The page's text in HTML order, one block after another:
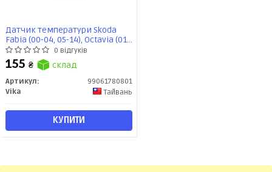
Датчик температури Skoda
Fabia (00-04, 05-14), Octavia (01-
13)/VW Golf (98-14), Touareg (03-
14) (99061780801) VIKA
0 відгуків
155 ₴ склад
Артикул:
99061780801
Vika
Тайвань
КУПИТИ